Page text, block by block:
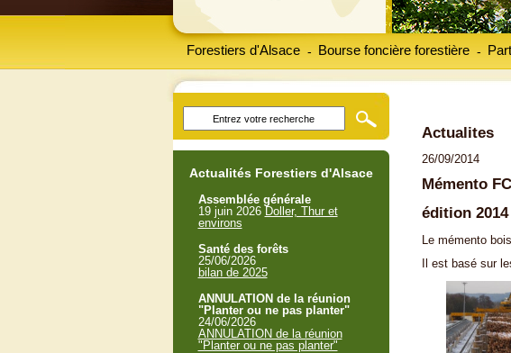
Forestiers d'Alsace Bourse foncière forestière
- -
Actualites
26/09/2014
Mémento
édition
Le mémento
Il est basé sur
Actualités Forestiers d'Alsace
Assemblée générale
19 juin 2026 Doller, Thur et
environs
Santé des forêts
25/06/2026
bilan de 2025
ANNULATION de la réunion
"Planter ou ne pas planter"
24/06/2026
ANNULATION de la réunion
"Planter ou ne pas planter"